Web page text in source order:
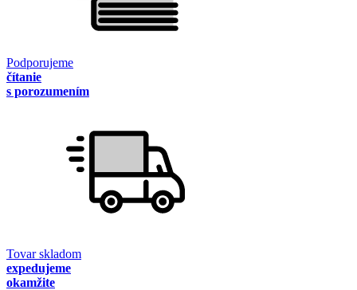
Podporujeme
čítanie
s porozumením
Tovar skladom
expedujeme
okamžite